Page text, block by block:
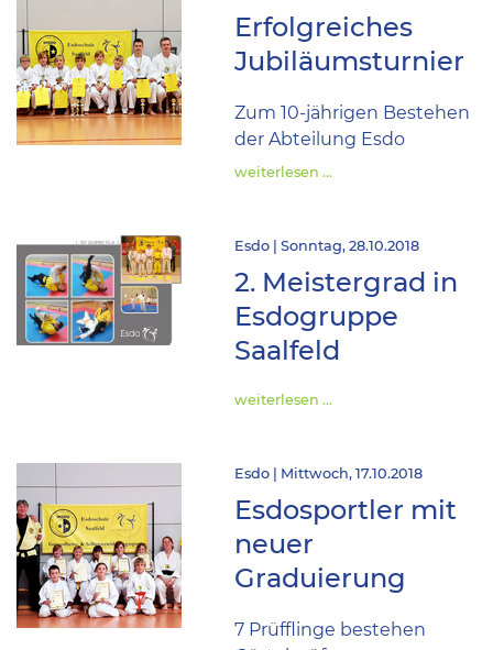
Erfolgreiches
Jubiläumsturnier
Zum 10-jährigen Bestehen
der Abteilung Esdo
weiterlesen …
Esdo | Sonntag, 28.10.2018
2. Meistergrad in
Esdogruppe
Saalfeld
weiterlesen …
Esdo | Mittwoch, 17.10.2018
Esdosportler mit
neuer
Graduierung
7 Prüfflinge bestehen